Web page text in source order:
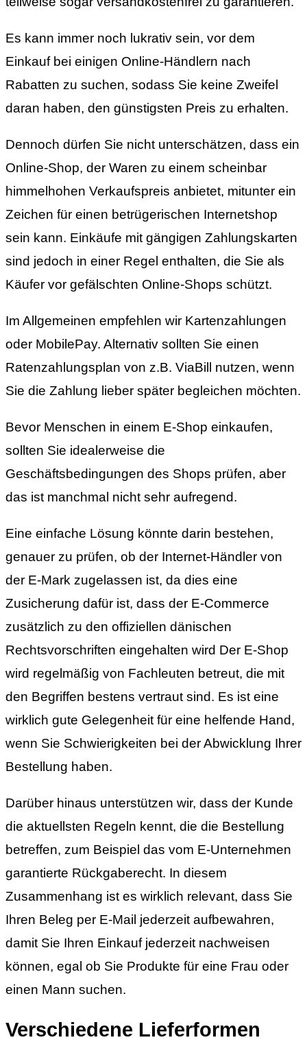
Es kann immer noch lukrativ sein, vor dem
Einkauf bei einigen Online-Händlern nach
Rabatten zu suchen, sodass Sie keine Zweifel
daran haben, den günstigsten Preis zu erhalten.
Dennoch dürfen Sie nicht unterschätzen, dass ein
Online-Shop, der Waren zu einem scheinbar
himmelhohen Verkaufspreis anbietet, mitunter ein
Zeichen für einen betrügerischen Internetshop
sein kann. Einkäufe mit gängigen Zahlungskarten
sind jedoch in einer Regel enthalten, die Sie als
Käufer vor gefälschten Online-Shops schützt.
Im Allgemeinen empfehlen wir Kartenzahlungen
oder MobilePay. Alternativ sollten Sie einen
Ratenzahlungsplan von z.B. ViaBill nutzen, wenn
Sie die Zahlung lieber später begleichen möchten.
Bevor Menschen in einem E-Shop einkaufen,
sollten Sie idealerweise die
Geschäftsbedingungen des Shops prüfen, aber
das ist manchmal nicht sehr aufregend.
Eine einfache Lösung könnte darin bestehen,
genauer zu prüfen, ob der Internet-Händler von
der E-Mark zugelassen ist, da dies eine
Zusicherung dafür ist, dass der E-Commerce
zusätzlich zu den offiziellen dänischen
Rechtsvorschriften eingehalten wird Der E-Shop
wird regelmäßig von Fachleuten betreut, die mit
den Begriffen bestens vertraut sind. Es ist eine
wirklich gute Gelegenheit für eine helfende Hand,
wenn Sie Schwierigkeiten bei der Abwicklung Ihrer
Bestellung haben.
Darüber hinaus unterstützen wir, dass der Kunde
die aktuellsten Regeln kennt, die die Bestellung
betreffen, zum Beispiel das vom E-Unternehmen
garantierte Rückgaberecht. In diesem
Zusammenhang ist es wirklich relevant, dass Sie
Ihren Beleg per E-Mail jederzeit aufbewahren,
damit Sie Ihren Einkauf jederzeit nachweisen
können, egal ob Sie Produkte für eine Frau oder
einen Mann suchen.
Verschiedene Lieferformen